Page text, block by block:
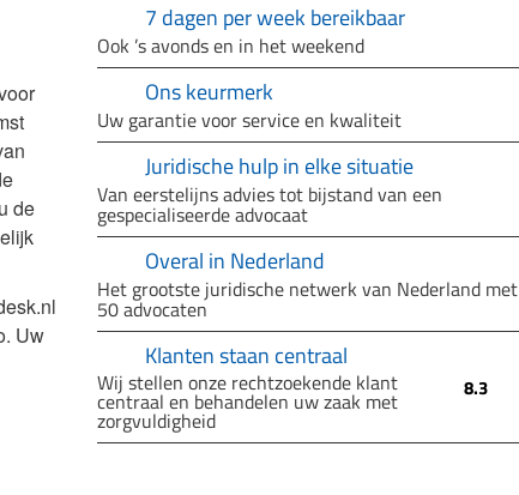
de
Uw
7 dagen per week bereikbaar
Ook ’s avonds en in het weekend
Ons keurmerk
Uw garantie voor service en kwaliteit
Juridische hulp in elke situatie
Van eerstelijns advies tot bijstand van een
gespecialiseerde advocaat
Overal in Nederland
Het grootste juridische netwerk van Nederland met
50 advocaten
Klanten staan centraal
Wij stellen onze rechtzoekende klant
centraal en behandelen uw zaak met
zorgvuldigheid
8.3